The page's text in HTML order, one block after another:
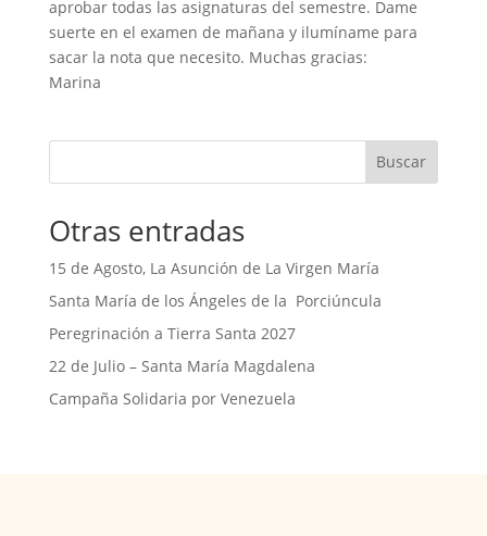
aprobar todas las asignaturas del semestre. Dame
suerte en el examen de mañana y ilumíname para
sacar la nota que necesito. Muchas gracias:
Marina
Buscar
Otras entradas
15 de Agosto, La Asunción de La Virgen María
Santa María de los Ángeles de la Porciúncula
Peregrinación a Tierra Santa 2027
22 de Julio – Santa María Magdalena
Campaña Solidaria por Venezuela